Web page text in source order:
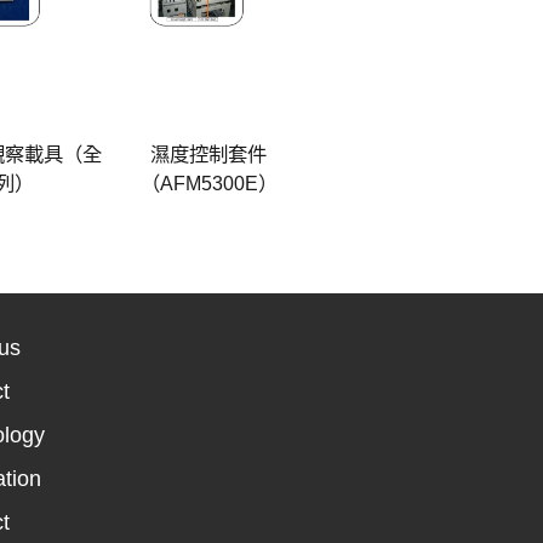
載具（全
）
濕度控制套件
（AFM5300E）